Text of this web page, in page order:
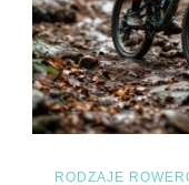
RODZAJE